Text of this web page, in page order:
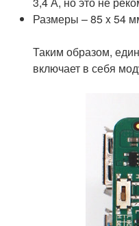
Размеры – 85 x 54
Таким образом,
включает в себя